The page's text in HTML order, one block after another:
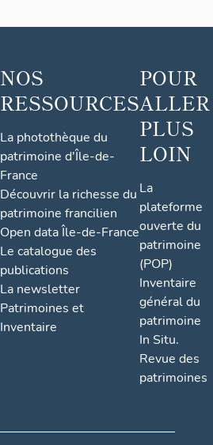
NOS
RESSOURCES
La photothèque du
patrimoine d'Île-de-
France
Découvrir la richesse du
patrimoine francilien
Open data Île-de-France
Le catalogue des
publications
La newsletter
Patrimoines et
Inventaire
POUR
ALLER
PLUS
LOIN
La
plateforme
ouverte du
patrimoine
(POP)
Inventaire
général du
patrimoine
In Situ.
Revue des
patrimoines